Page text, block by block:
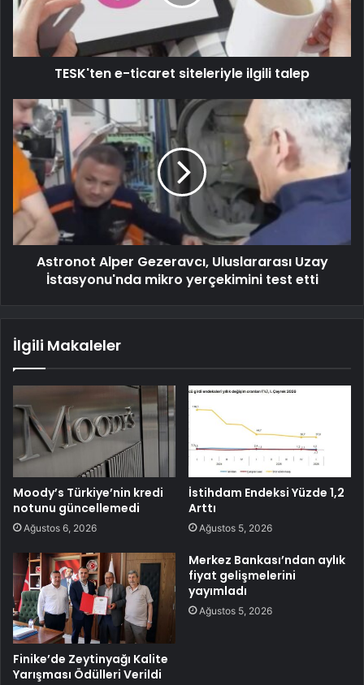
TESK'ten e-ticaret siteleriyle ilgili talep
Astronot Alper Gezeravcı, Uluslararası Uzay
İstasyonu'nda mikro yerçekimini test etti
İlgili Makaleler
Moody’s Türkiye’nin kredi
notunu güncellemedi
Ağustos 6, 2026
İstihdam Endeksi Yüzde 1,2
Arttı
Ağustos 5, 2026
Finike’de Zeytinyağı Kalite
Yarışması Ödülleri Verildi
Merkez Bankası’ndan aylık
fiyat gelişmelerini
yayımladı
Ağustos 5, 2026